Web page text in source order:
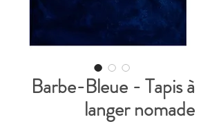
Barbe-Bleue - Tapis à
langer nomade